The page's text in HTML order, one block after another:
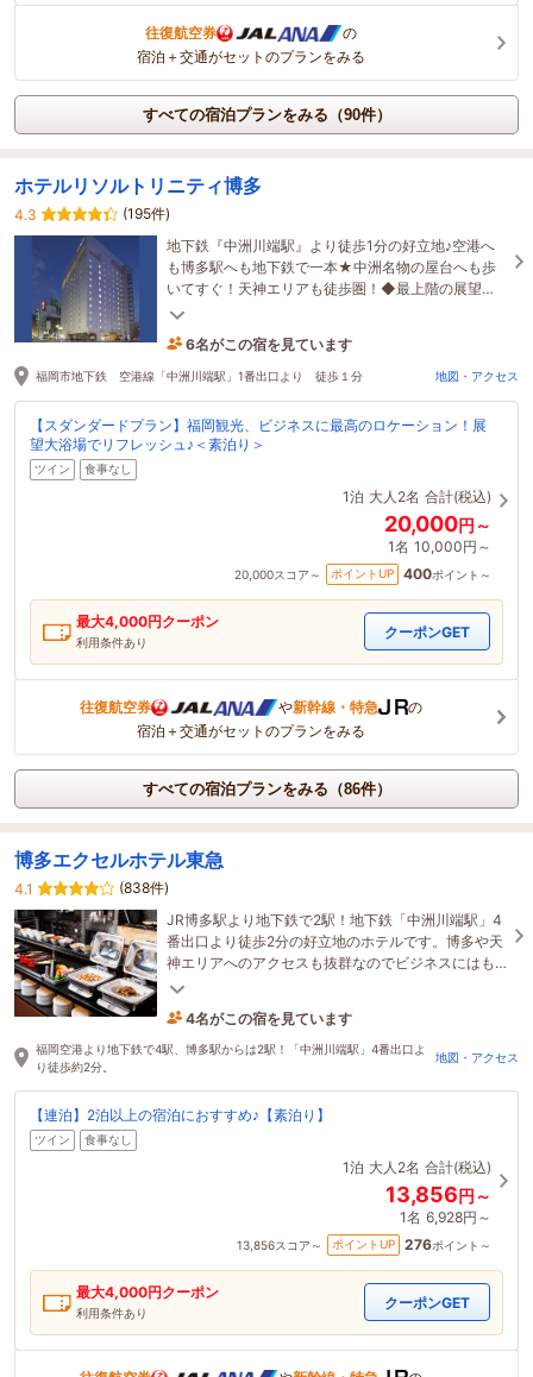
往復航空券
の
宿泊＋交通がセットのプランをみる
すべての宿泊プランをみる（90件）
ホテルリソルトリニティ博多
4.3
(195件)
地下鉄『中洲川端駅』より徒歩1分の好立地♪空港へ
も博多駅へも地下鉄で一本★中洲名物の屋台へも歩
いてすぐ！天神エリアも徒歩圏！◆最上階の展望大
浴場で疲れスッキリ、オリジナルベッドで夜はぐっ
6名がこの宿を見ています
55分前に予約されました
福岡市地下鉄 空港線「中洲川端駅」1番出口より 徒歩１分 地図・アクセス
【スダンダードプラン】福岡観光、ビジネスに最高のロケーション！展
望大浴場でリフレッシュ♪＜素泊り＞
ツイン 食事なし
1泊 大人2名 合計(税込)
20,000円～
1名 10,000円～
20,000スコア～ ポイントUP 400ポイント～
最大4,000円クーポン
利用条件あり
クーポンGET
往復航空券 や新幹線・特急
の
宿泊＋交通がセットのプランをみる
すべての宿泊プランをみる（86件）
博多エクセルホテル東急
4.1
(838件)
JR博多駅より地下鉄で2駅！地下鉄「中洲川端駅」4
番出口より徒歩2分の好立地のホテルです。博多や天
神エリアへのアクセスも抜群なのでビジネスにはも
ちろん観光の拠点としてもご活用下さい。
4名がこの宿を見ています
2時間前に予約されました
福岡空港より地下鉄で4駅、博多駅からは2駅！「中洲川端駅」4番出口よ
り徒歩約2分。
地図・アクセス
【連泊】2泊以上の宿泊におすすめ♪【素泊り】
ツイン 食事なし
1泊 大人2名 合計(税込)
13,856円～
1名 6,928円～
13,856スコア～ ポイントUP 276ポイント～
最大4,000円クーポン
利用条件あり
クーポンGET